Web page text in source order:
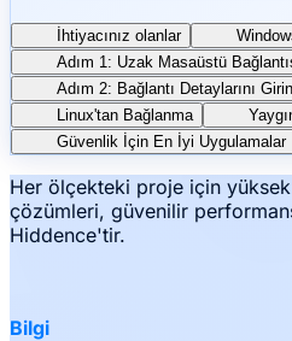
İhtiyacınız olanlar
Adım 1: Uzak Masaüstü
Adım 2: Bağlantı Detaylarını Girin
Linux'tan Bağlanma
Güvenlik İçin En İyi Uygulamalar
Her ölçekteki proje için
çözümleri, güvenilir
Hiddence'tir.
Bilgi